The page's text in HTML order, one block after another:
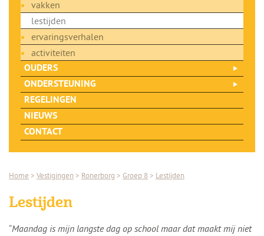
vakken
lestijden
ervaringsverhalen
activiteiten
OUDERS
ONDERSTEUNING
REGELINGEN
NIEUWS
CONTACT
Home > Vestigingen > Ronerborg > Groep 8 > Lestijden
Lestijden
“Maandag is mijn langste dag op school maar dat maakt mij niet